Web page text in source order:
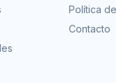
Política
Contacto